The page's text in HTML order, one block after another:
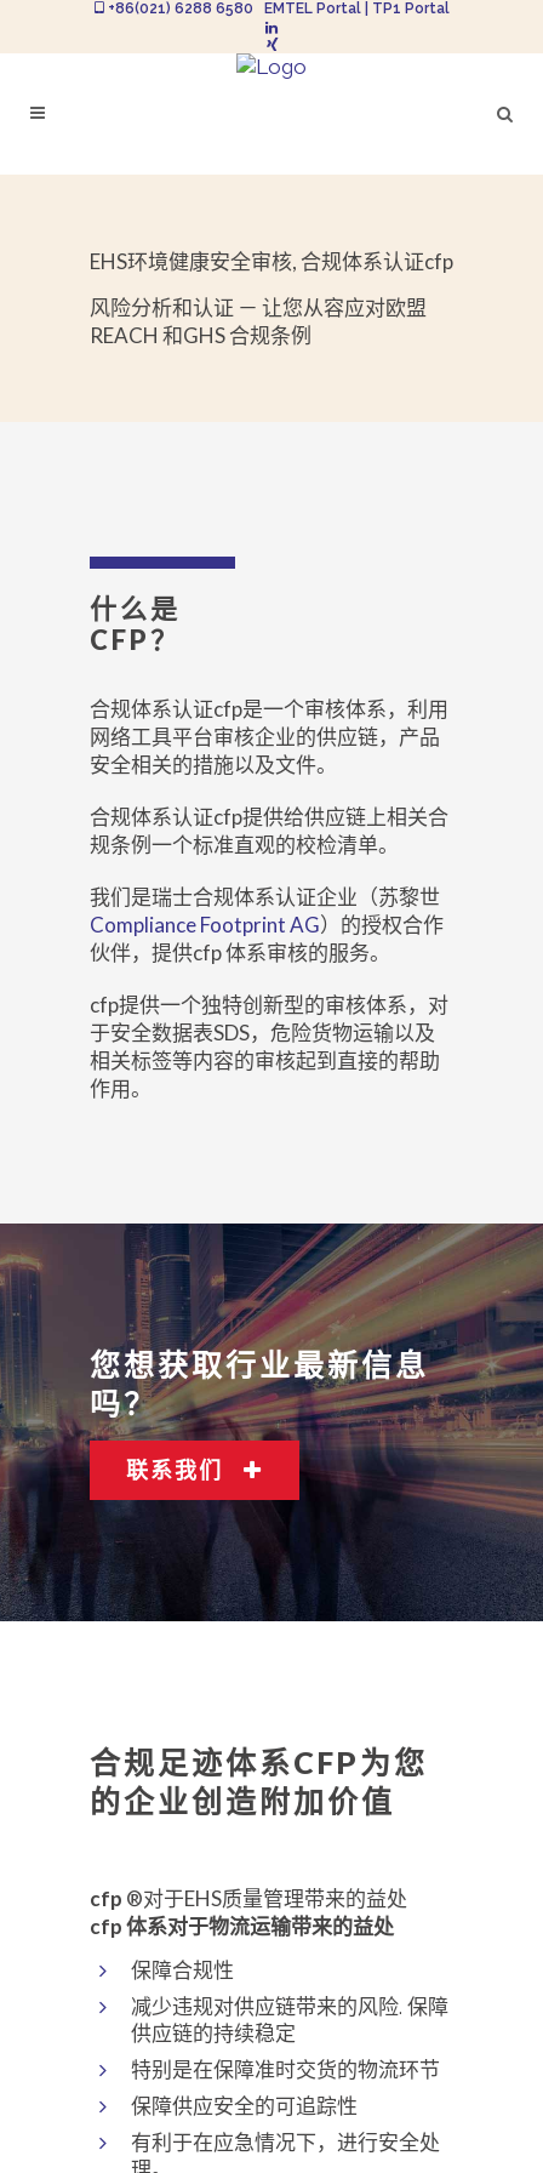
+86(021) 6288 6580 EMTEL Portal| TP1 Portal
EHS环境健康安全审核, 合规体系认证cfp
风险分析和认证 － 让您从容应对欧盟
REACH 和GHS 合规条例
什么是
CFP？
合规体系认证cfp是一个审核体系，利用
网络工具平台审核企业的供应链，产品
安全相关的措施以及文件。
合规体系认证cfp提供给供应链上相关合
规条例一个标准直观的校检清单。
我们是瑞士合规体系认证企业（苏黎世
Compliance Footprint AG）的授权合作
伙伴，提供cfp 体系审核的服务。
cfp提供一个独特创新型的审核体系，对
于安全数据表SDS，危险货物运输以及
相关标签等内容的审核起到直接的帮助
作用。
您想获取行业最新信息
吗？
联系我们
合规足迹体系CFP为您
的企业创造附加价值
cfp ®对于EHS质量管理带来的益处
cfp 体系对于物流运输带来的益处
保障合规性
减少违规对供应链带来的风险. 保障
供应链的持续稳定
特别是在保障准时交货的物流环节
保障供应安全的可追踪性
有利于在应急情况下，进行安全处